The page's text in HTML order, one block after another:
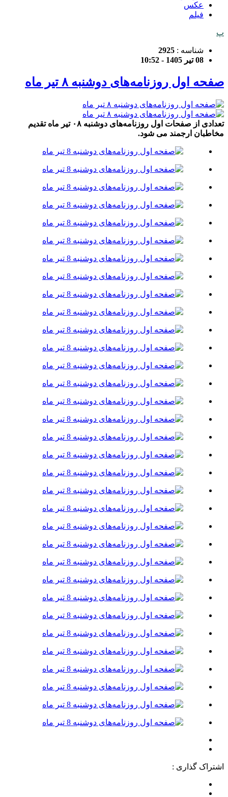
عکس
فیلم
پ
شناسه : 2925
08 تیر 1405 - 10:52
صفحه اول روزنامه‌های دوشنبه ۸ تیر ماه
تعدادی از صفحات اول روزنامه‌های دوشنبه ۰۸ تیر ماه تقدیم
مخاطبان ارجمند می شود.
اشتراک گذاری :